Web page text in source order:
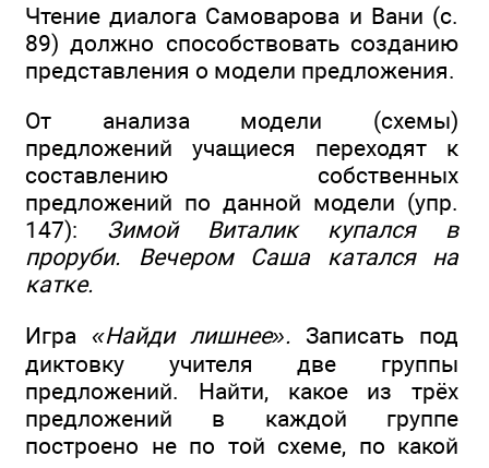
Чтение диалога Самоварова и Вани (с.
89) должно способствовать созданию
представления о модели предложения.
От анализа модели (схемы)
предложений учащиеся переходят к
составлению собственных
предложений по данной модели (упр.
147): Зимой Виталик купался в
проруби. Вечером Саша катался на
катке.
Игра «Найди лишнее». Записать под
диктовку учителя две группы
предложений. Найти, какое из трёх
предложений в каждой группе
построено не по той схеме, по какой